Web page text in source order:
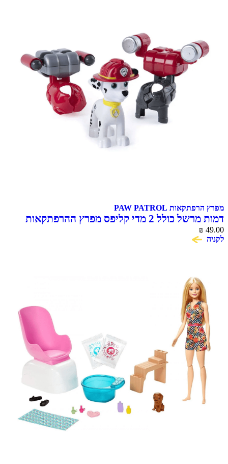
מפרץ הרפתקאות PAW PATROL
דמות מרשל כולל 2 מדי קליפס מפרץ ההרפתקאות
Action Pack Marshall
₪ 49.00
לקניה